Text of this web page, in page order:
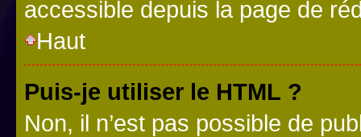
accessible depuis la page de
Haut
Puis-je utiliser le HTML ?
Non, il n’est pas possible de